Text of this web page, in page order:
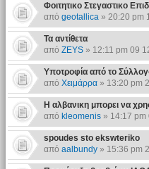
Φοιτητικο Στεγαστικο
από geotallica» 20:20 pm
Τα αντίθετα
από ZEYS» 12:11 pm 09
Υποτροφία από το
από Χειμάρρα» 13:20 pm
Η αλβανικη μπορει να
από kleomenis» 14:17 pm
spoudes sto ekswteriko
από aalbundy» 15:36 pm